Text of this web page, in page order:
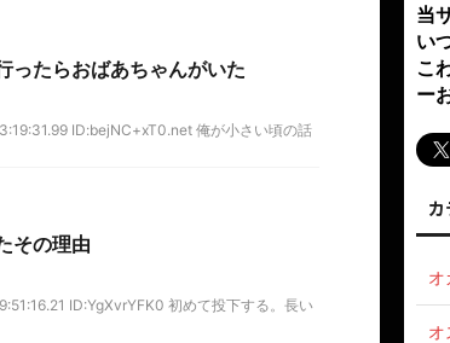
ったらおばあちゃんがいた
ID:bejNC+xT0.net 俺が小さい頃の話
その理由
ID:YgXvrYFK0 初めて投下する。長い
当
い
こ
ー
カ
オ
オ